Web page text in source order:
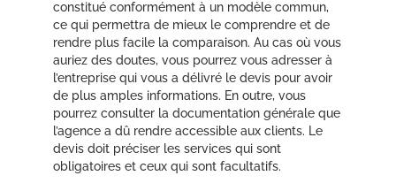
constitué conformément à un modèle commun,
ce qui permettra de mieux le comprendre et de
rendre plus facile la comparaison. Au cas où vous
auriez des doutes, vous pourrez vous adresser à
l’entreprise qui vous a délivré le devis pour avoir
de plus amples informations. En outre, vous
pourrez consulter la documentation générale que
l’agence a dû rendre accessible aux clients. Le
devis doit préciser les services qui sont
obligatoires et ceux qui sont facultatifs.